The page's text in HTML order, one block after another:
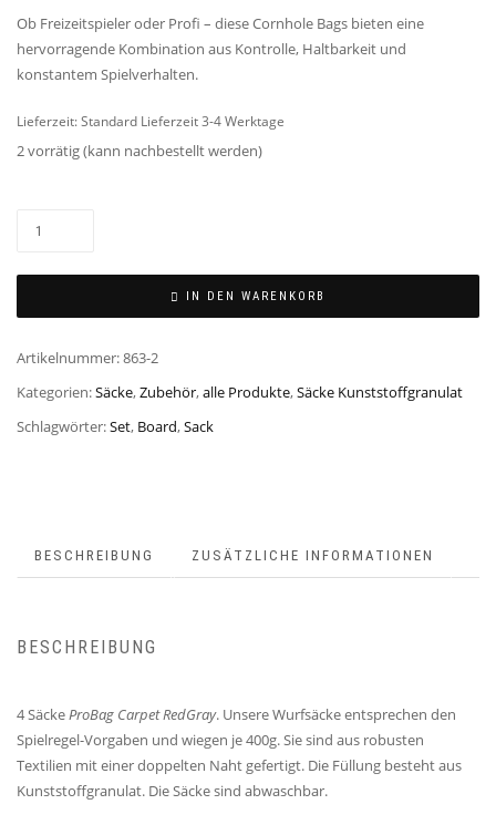
Ob Freizeitspieler oder Profi – diese Cornhole Bags bieten eine
hervorragende Kombination aus Kontrolle, Haltbarkeit und
konstantem Spielverhalten.
Lieferzeit:Standard Lieferzeit 3-4 Werktage
2 vorrätig (kann nachbestellt werden)
IN DEN WARENKORB
Artikelnummer:863-2
Kategorien:Säcke,Zubehör,alle Produkte,Säcke Kunststoffgranulat
Schlagwörter:Set, Board,Sack
BESCHREIBUNG ZUSÄTZLICHE INFORMATIONEN
BESCHREIBUNG
4 SäckeProBag Carpet RedGray. Unsere Wurfsäcke entsprechen den
Spielregel-Vorgaben und wiegen je 400g. Sie sind aus robusten
Textilien mit einer doppelten Naht gefertigt. Die Füllung besteht aus
Kunststoffgranulat. Die Säcke sind abwaschbar.